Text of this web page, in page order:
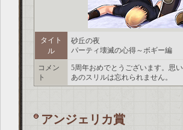
タイト
ル
砂丘の夜
パーティ壊滅の心得～ボギー編
コメン
ト
5周年おめでとうございます。思
あのスリルは忘れられません。
アンジェリカ賞